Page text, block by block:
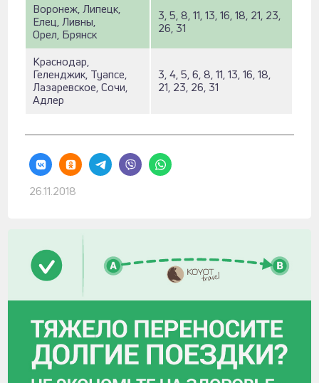
Воронеж, Липецк,
Елец, Ливны,
Орел, Брянск
3, 5, 8, 11, 13, 16, 18, 21, 23,
26, 31
Краснодар,
Геленджик, Туапсе,
Лазаревское, Сочи,
Адлер
3, 4, 5, 6, 8, 11, 13, 16, 18,
21, 23, 26, 31
26.11.2018